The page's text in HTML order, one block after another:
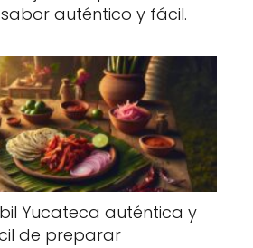
auténtico y fácil.
Yucateca auténtica y
de preparar